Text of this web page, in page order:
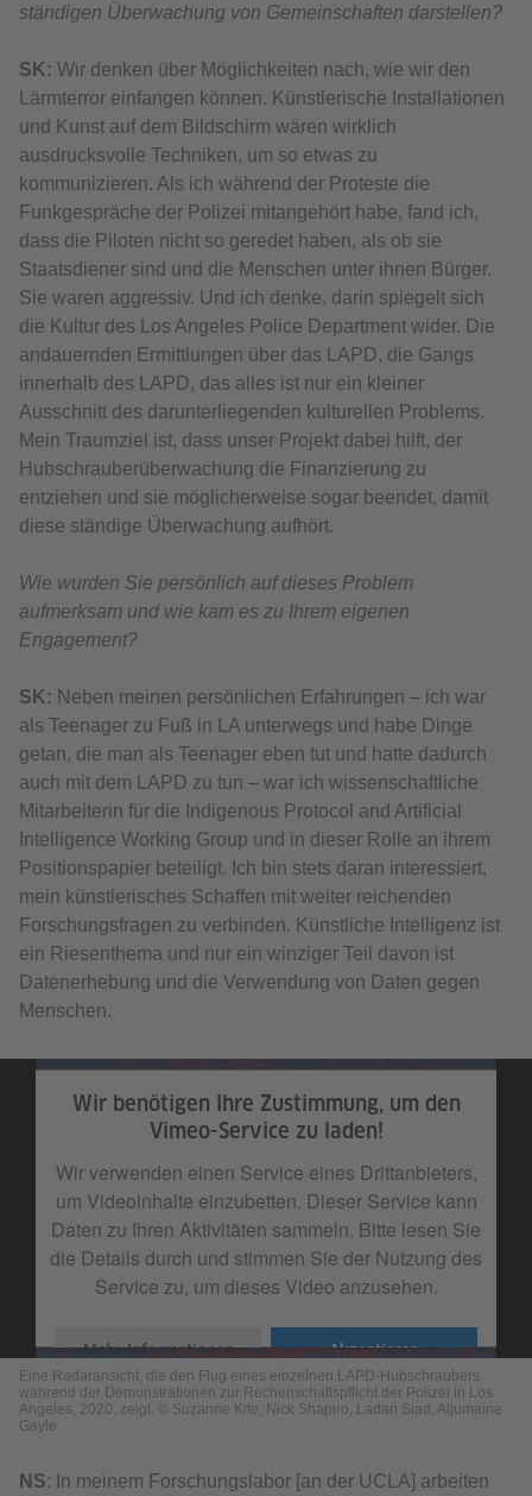
ständigen Überwachung von Gemeinschaften darstellen?
SK: Wir denken über Möglichkeiten nach, wie wir den
Lärmterror einfangen können. Künstlerische Installationen
und Kunst auf dem Bildschirm wären wirklich
ausdrucksvolle Techniken, um so etwas zu
kommunizieren. Als ich während der Proteste die
Funkgespräche der Polizei mitangehört habe, fand ich,
dass die Piloten nicht so geredet haben, als ob sie
Staatsdiener sind und die Menschen unter ihnen Bürger.
Sie waren aggressiv. Und ich denke, darin spiegelt sich
die Kultur des Los Angeles Police Department wider. Die
andauernden Ermittlungen über das LAPD, die Gangs
innerhalb des LAPD, das alles ist nur ein kleiner
Ausschnitt des darunterliegenden kulturellen Problems.
Mein Traumziel ist, dass unser Projekt dabei hilft, der
Hubschrauberüberwachung die Finanzierung zu
entziehen und sie möglicherweise sogar beendet, damit
diese ständige Überwachung aufhört.
Wie wurden Sie persönlich auf dieses Problem
aufmerksam und wie kam es zu Ihrem eigenen
Engagement?
SK: Neben meinen persönlichen Erfahrungen – ich war
als Teenager zu Fuß in LA unterwegs und habe Dinge
getan, die man als Teenager eben tut und hatte dadurch
auch mit dem LAPD zu tun – war ich wissenschaftliche
Mitarbeiterin für die Indigenous Protocol and Artificial
Intelligence Working Group und in dieser Rolle an ihrem
Positionspapier beteiligt. Ich bin stets daran interessiert,
mein künstlerisches Schaffen mit weiter reichenden
Forschungsfragen zu verbinden. Künstliche Intelligenz ist
ein Riesenthema und nur ein winziger Teil davon ist
Datenerhebung und die Verwendung von Daten gegen
Menschen.
Wir benötigen Ihre Zustimmung, um den
Vimeo-Service zu laden!
Wir verwenden einen Service eines Drittanbieters,
um Videoinhalte einzubetten. Dieser Service kann
Daten zu Ihren Aktivitäten sammeln. Bitte lesen Sie
die Details durch und stimmen Sie der Nutzung des
Service zu, um dieses Video anzusehen.
Mehr Informationen Akzeptieren
Looking Up from Massive Science onVimeo .
der Demonstrationen zur Rechenschaftspflicht der Polizei in Los Angeles, 2020,
zeigt. © Suzanne Kite, Nick Shapiro, Ladan Siad, Aljumaine Gayle
Eine Radaransicht, die den Flug eines einzelnen LAPD-Hubschraubers
während der Demonstrationen zur Rechenschaftspflicht der Polizei in Los
Angeles, 2020, zeigt. © Suzanne Kite, Nick Shapiro, Ladan Siad, Aljumaine
Gayle
NS: In meinem Forschungslabor [an der UCLA] arbeiten